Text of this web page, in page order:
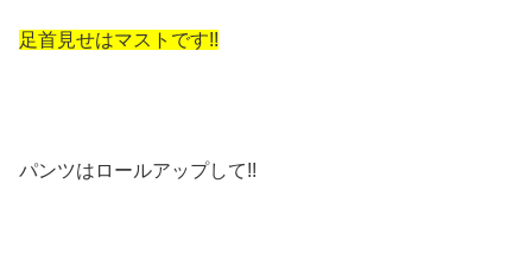
足首見せはマストです!!
パンツはロールアップして!!